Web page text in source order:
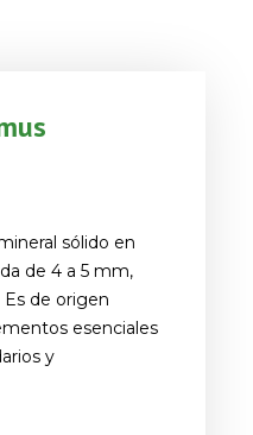
sólido en
de 4 a 5 mm,
Es de origen
esenciales
y